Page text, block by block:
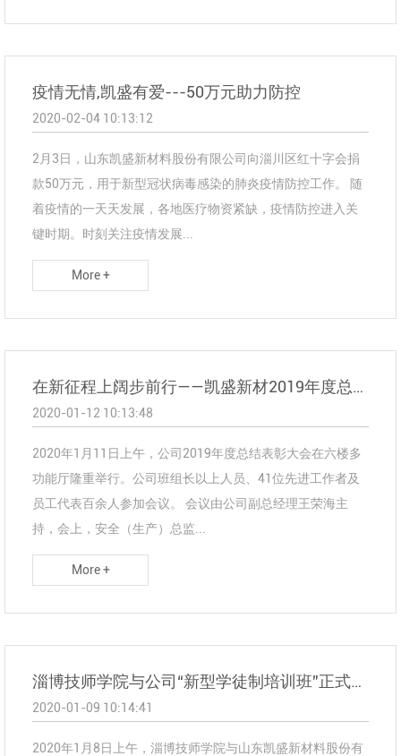
疫情无情,凯盛有爱---50万元助力防控
2020-02-04 10:13:12
2月3日，山东凯盛新材料股份有限公司向淄川区红十字会捐
款50万元，用于新型冠状病毒感染的肺炎疫情防控工作。 随
着疫情的一天天发展，各地医疗物资紧缺，疫情防控进入关
键时期。时刻关注疫情发展...
More +
在新征程上阔步前行——凯盛新材2019年度总结表彰大会
2020-01-12 10:13:48
2020年1月11日上午，公司2019年度总结表彰大会在六楼多
功能厅隆重举行。公司班组长以上人员、41位先进工作者及
员工代表百余人参加会议。 会议由公司副总经理王荣海主
持，会上，安全（生产）总监...
More +
淄博技师学院与公司“新型学徒制培训班”正式开班
2020-01-09 10:14:41
2020年1月8日上午，淄博技师学院与山东凯盛新材料股份有